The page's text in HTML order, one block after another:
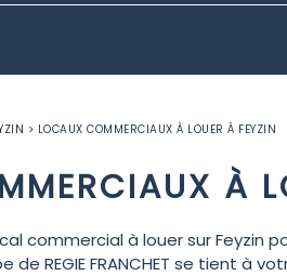
> LOCAUX COMMERCIAUX À LOUER À FEYZIN
À
commercial à louer sur Feyzin
de REGIE FRANCHET se tient à